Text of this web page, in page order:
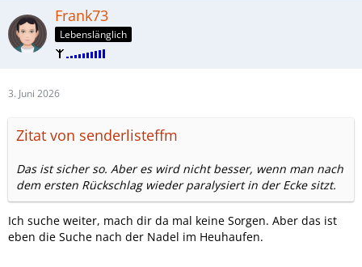
Frank73
Lebenslänglich
3. Juni 2026
Zitat von senderlisteffm
Das ist sicher so. Aber es wird nicht besser, wenn man nach
dem ersten Rückschlag wieder paralysiert in der Ecke sitzt.
Ich suche weiter, mach dir da mal keine Sorgen. Aber das ist
eben die Suche nach der Nadel im Heuhaufen.